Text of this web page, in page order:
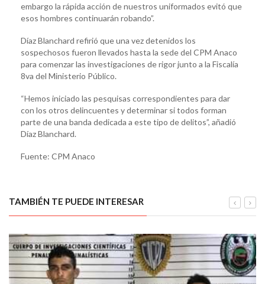
embargo la rápida acción de nuestros uniformados evitó que
esos hombres continuarán robando”.
Díaz Blanchard refirió que una vez detenidos los
sospechosos fueron llevados hasta la sede del CPM Anaco
para comenzar las investigaciones de rigor junto a la Fiscalía
8va del Ministerio Público.
“Hemos iniciado las pesquisas correspondientes para dar
con los otros delincuentes y determinar si todos forman
parte de una banda dedicada a este tipo de delitos”, añadió
Díaz Blanchard.
Fuente: CPM Anaco
TAMBIÉN TE PUEDE INTERESAR